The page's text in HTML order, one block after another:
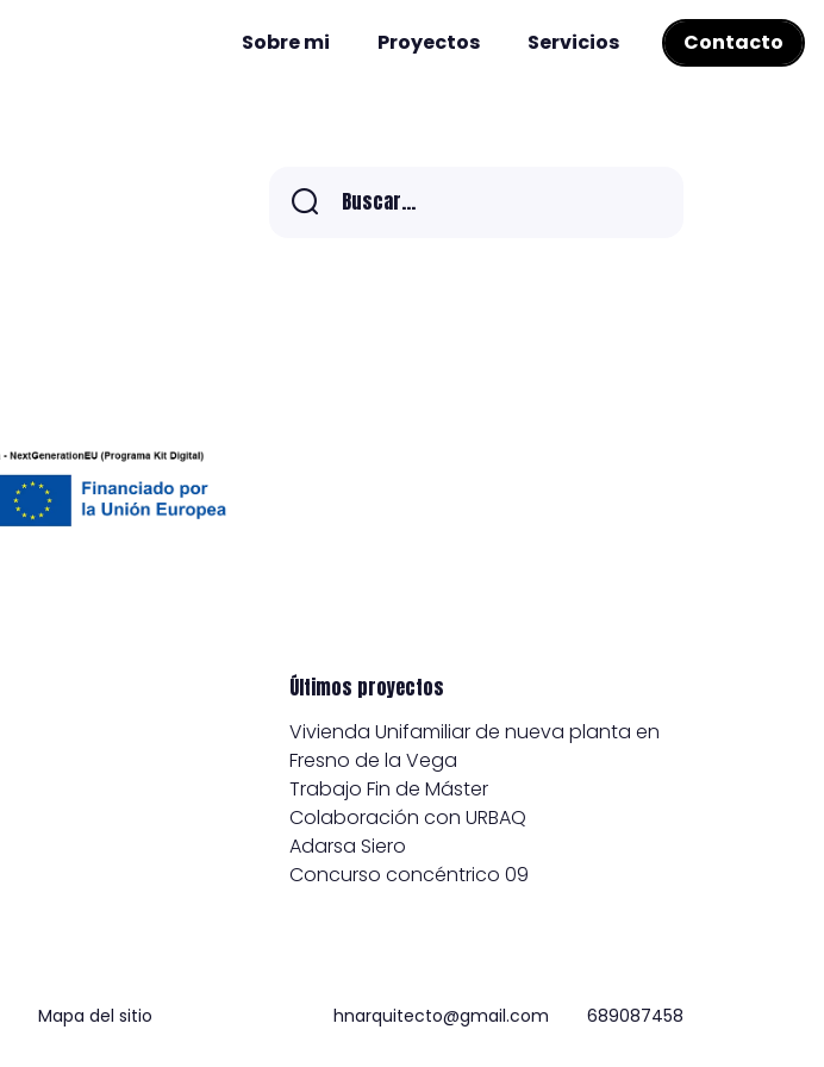
Sobre mi Proyectos Servicios Contacto
Buscar...
Buscar
Últimos proyectos
Vivienda Unifamiliar de nueva planta en
Fresno de la Vega
Trabajo Fin de Máster
Colaboración con URBAQ
Adarsa Siero
Concurso concéntrico 09
Mapa del sitio hnarquitecto@gmail.com 689087458